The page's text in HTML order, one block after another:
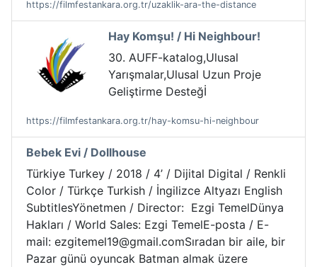
https://filmfestankara.org.tr/uzaklik-ara-the-distance
Hay Komşu! / Hi Neighbour!
30. AUFF-katalog,Ulusal
Yarışmalar,Ulusal Uzun Proje
Geliştirme Desteğİ
https://filmfestankara.org.tr/hay-komsu-hi-neighbour
Bebek Evi / Dollhouse
Türkiye Turkey / 2018 / 4’ / Dijital Digital / Renkli
Color / Türkçe Turkish / İngilizce Altyazı English
SubtitlesYönetmen / Director: Ezgi TemelDünya
Hakları / World Sales: Ezgi TemelE-posta / E-
mail: ezgitemel19@gmail.comSıradan bir aile, bir
Pazar günü oyuncak Batman almak üzere